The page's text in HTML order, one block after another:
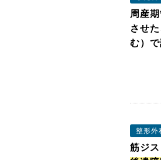
周産
させ
む）
整形外
筋ジ